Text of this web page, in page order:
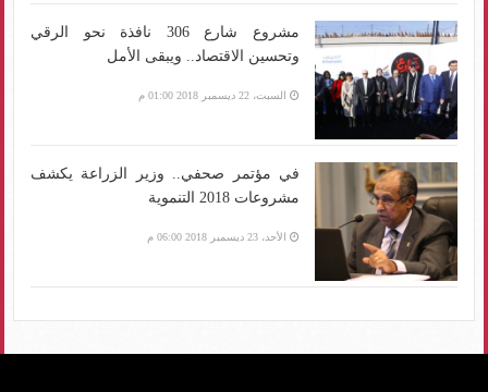
مشروع شارع 306 نافذة نحو الرقي
وتحسين الاقتصاد.. ويبقى الأمل
السبت، 22 ديسمبر 2018 01:00 م
في مؤتمر صحفي.. وزير الزراعة يكشف
مشروعات 2018 التنموية
الأحد، 23 ديسمبر 2018 06:00 م